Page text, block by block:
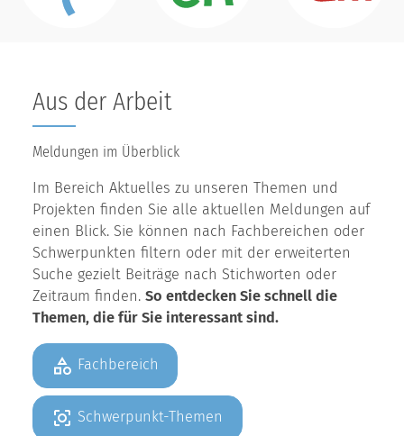
Aus der Arbeit
Meldungen im Überblick
Im Bereich Aktuelles zu unseren Themen und
Projekten finden Sie alle aktuellen Meldungen auf
einen Blick. Sie können nach Fachbereichen oder
Schwerpunkten filtern oder mit der erweiterten
Suche gezielt Beiträge nach Stichworten oder
Zeitraum finden. So entdecken Sie schnell die
Themen, die für Sie interessant sind.
Fachbereich
Schwerpunkt-Themen